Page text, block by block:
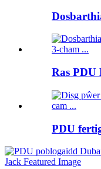
Ras PDU
PDU